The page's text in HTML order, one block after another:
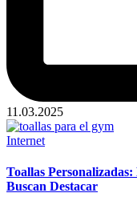
11.03.2025
Publicado
Internet
Toallas
Buscan Destacar